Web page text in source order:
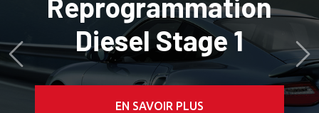
Diesel Stage 1
EN SAVOIR PLUS
Avant